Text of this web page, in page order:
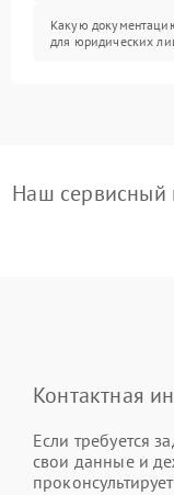
Какую
для юридических
Наш сервисный
Контактная
Если требуется
свои данные и